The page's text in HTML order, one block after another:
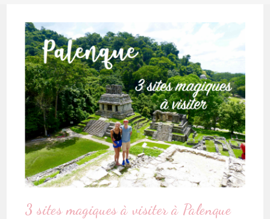
3 sites magiques à visiter à Palenque